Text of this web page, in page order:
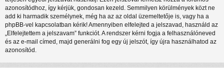
azonosítódhoz, így kérjük, gondosan kezeld. Semmilyen körülmények közt ne
add ki harmadik személynek, még ha az az oldal üzemeltetője is, vagy ha a
phpBB-vel kapcsolatban kérik! Amennyiben elfelejted a jelszavad, használd az
„Elfelejtettem a jelszavam” funkciót. A rendszer kérni fogja a felhasználóneved
és az e-mail címed, majd generálni fog egy új jelszót, így újra használhatod az
azonosítód.